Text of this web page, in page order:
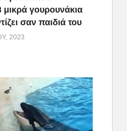
μικρά γουρουνάκια
σαν παιδιά του
2023